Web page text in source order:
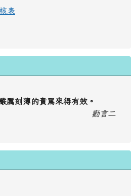
表
厲刻薄的責罵來得有效。
勸言二